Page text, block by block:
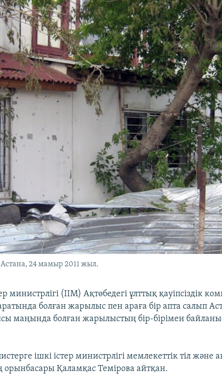
24 мамыр 2011 жыл.
министрлігі (ІІМ) Ақтөбедегі ұлттық қауіпсіздік
болған жарылыс пен араға бір апта салып
маңында болған жарылыстың бір-бірімен
ішкі істер министрлігі мемлекеттік тіл және
орынбасары Қаламқас Темірова айтқан.